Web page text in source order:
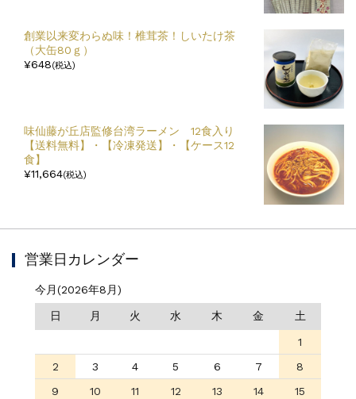
創業以来変わらぬ味！椎茸茶！しいたけ茶
（大缶80ｇ）
¥648(税込)
味仙藤が丘店監修台湾ラーメン 12食入り
【送料無料】・【冷凍発送】・【ケース12
食】
¥11,664(税込)
営業日カレンダー
今月(2026年8月)
日 月 火 水 木 金 土
1
2
3 4 5 6 7
8
9
10 11 12 13 14
15